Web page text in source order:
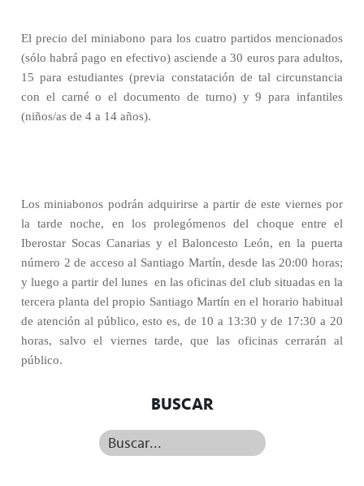
El precio del miniabono para los cuatro partidos mencionados
(sólo habrá pago en efectivo) asciende a 30 euros para adultos,
15 para estudiantes (previa constatación de tal circunstancia
con el carné o el documento de turno) y 9 para infantiles
(niños/as de 4 a 14 años).
Los miniabonos podrán adquirirse a partir de este viernes por
la tarde noche, en los prolegómenos del choque entre el
Iberostar Socas Canarias y el Baloncesto León, en la puerta
número 2 de acceso al Santiago Martín, desde las 20:00 horas;
y luego a partir del lunes en las oficinas del club situadas en la
tercera planta del propio Santiago Martín en el horario habitual
de atención al público, esto es, de 10 a 13:30 y de 17:30 a 20
horas, salvo el viernes tarde, que las oficinas cerrarán al
público.
BUSCAR
Buscar...